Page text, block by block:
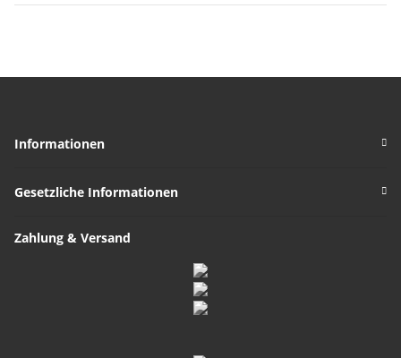
Informationen
Gesetzliche Informationen
Zahlung & Versand